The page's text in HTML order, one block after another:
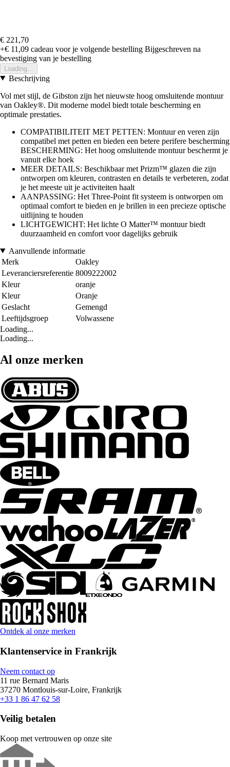
€ 221,70
+€ 11,09 cadeau voor je volgende bestelling Bijgeschreven na
bevestiging van je bestelling
Loading...
Beschrijving
Vol met stijl, de Gibston zijn het nieuwste hoog omsluitende montuur
van Oakley®. Dit moderne model biedt totale bescherming en
optimale prestaties.
COMPATIBILITEIT MET PETTEN: Montuur en veren zijn
compatibel met petten en bieden een betere perifere bescherming
BESCHERMING: Het hoog omsluitende montuur beschermt je
vanuit elke hoek
MEER DETAILS: Beschikbaar met Prizm™ glazen die zijn
ontworpen om kleuren, contrasten en details te verbeteren, zodat
je het meeste uit je activiteiten haalt
AANPASSING: Het Three-Point fit systeem is ontworpen om
optimaal comfort te bieden en je brillen in een precieze optische
uitlijning te houden
LICHTGEWICHT: Het lichte O Matter™ montuur biedt
duurzaamheid en comfort voor dagelijks gebruik
Aanvullende informatie
Merk
Oakley
Leveranciersreferentie 8009222002
Kleur
oranje
Kleur
Oranje
Geslacht
Gemengd
Leeftijdsgroep
Volwassene
Loading...
Loading...
Al onze merken
Ontdek al onze merken
Klantenservice in Frankrijk
Neem contact op
11 rue Bernard Maris
37270 Montlouis-sur-Loire, Frankrijk
+33 1 86 47 62 58
Veilig betalen
Koop met vertrouwen op onze site